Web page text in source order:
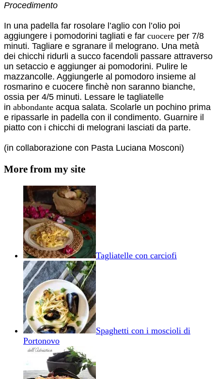
Procedimento
In una padella far rosolare l’aglio con l’olio poi
aggiungere i pomodorini tagliati e far cuocere per 7/8
minuti. Tagliare e sgranare il melograno. Una metà
dei chicchi ridurli a succo facendoli passare attraverso
un setaccio e aggiunger ai pomodorini. Pulire le
mazzancolle. Aggiungerle al pomodoro insieme al
rosmarino e cuocere finchè non saranno bianche,
ossia per 4/5 minuti. Lessare le tagliatelle
in abbondante acqua salata. Scolarle un pochino prima
e ripassarle in padella con il condimento. Guarnire il
piatto con i chicchi di melograni lasciati da parte.
(in collaborazione con Pasta Luciana Mosconi)
More from my site
Tagliatelle con carciofi
Spaghetti con i moscioli di
Portonovo